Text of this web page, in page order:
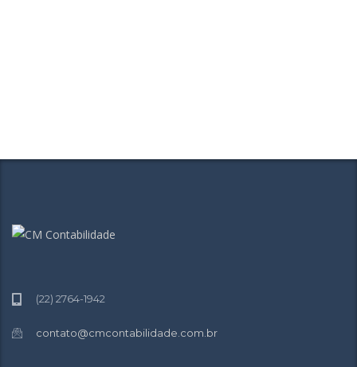
(22) 2764-1942
contato@cmcontabilidade.com.br